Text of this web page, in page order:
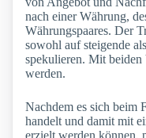
nach einer Währung,
Währungspaares. Der
sowohl auf steigende
spekulieren. Mit
werden.
Nachdem es sich beim
handelt und damit mit